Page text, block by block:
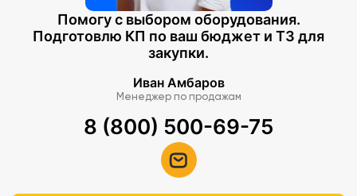
Помогу с выбором оборудования.
Подготовлю КП по ваш бюджет и ТЗ для
закупки.
Иван Амбаров
Менеджер по продажам
8 (800) 500-69-75